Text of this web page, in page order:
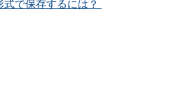
式で保存するには？